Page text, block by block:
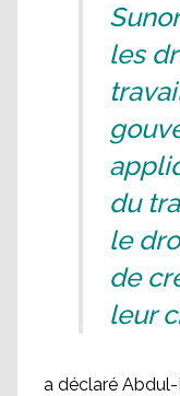
les
du
le
de
leur
a déclaré